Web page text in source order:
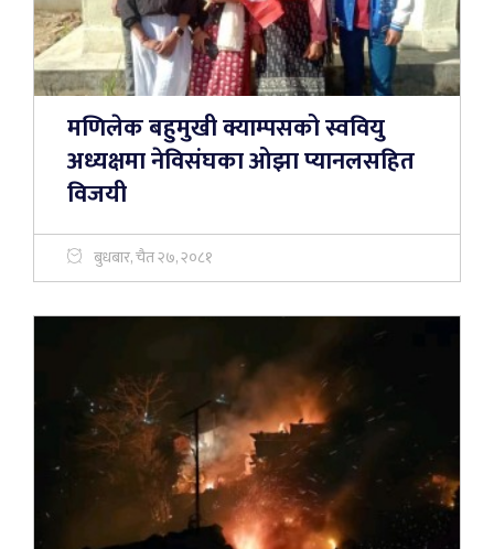
मणिलेक बहुमुखी क्याम्पसको स्ववियु
अध्यक्षमा नेविसंघका ओझा प्यानलसहित
विजयी
बुधबार, चैत २७, २०८१